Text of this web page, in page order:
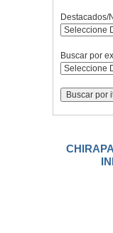
Destacados/
Buscar por